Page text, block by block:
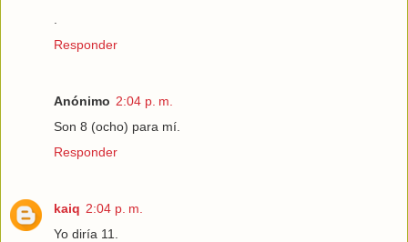
Responder
Anónimo 2:04 p. m.
Son 8 (ocho) para mí.
Responder
kaiq 2:04 p. m.
Yo diría 11.